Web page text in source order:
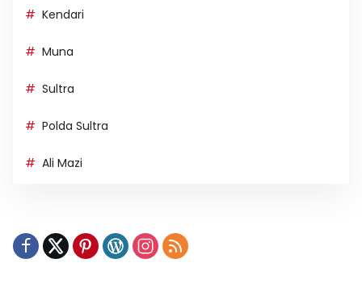
Kendari
Muna
Sultra
Polda Sultra
Ali Mazi